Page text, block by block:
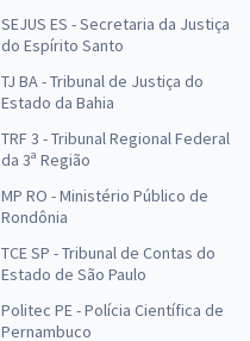
SEJUS ES - Secretaria da Justiça
do Espírito Santo
TJ BA - Tribunal de Justiça do
Estado da Bahia
TRF 3 - Tribunal Regional Federal
da 3ª Região
MP RO - Ministério Público de
Rondônia
TCE SP - Tribunal de Contas do
Estado de São Paulo
Politec PE - Polícia Científica de
Pernambuco